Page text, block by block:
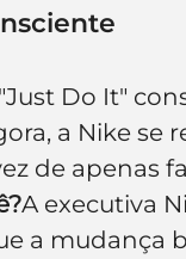
Do It"
a Nike se
de apenas
A executiva
a mudança